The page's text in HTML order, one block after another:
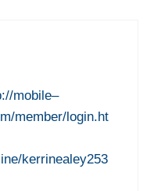
mobile–
member/login.ht
kerrinealey253